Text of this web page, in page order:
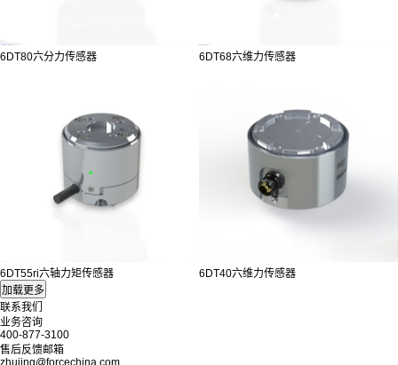
6DT80六分力传感器 6DT68六维力传感器
6DT55ri六轴力矩传感器 6DT40六维力传感器
联系我们
业务咨询
400-877-3100
售后反馈邮箱
zhujing@forcechina.com